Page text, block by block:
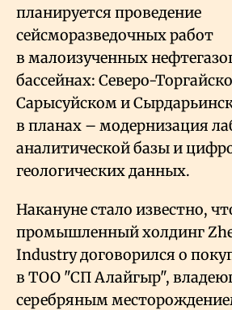
планируется проведение
сейсморазведочных работ
в малоизученных
бассейнах: Северо-
Сарысуйском и
в планах – модернизация
аналитической базы и
геологических данных.
Накануне стало известно,
промышленный холдинг
Industry договорился о
в ТОО "СП Алайгыр",
серебряным